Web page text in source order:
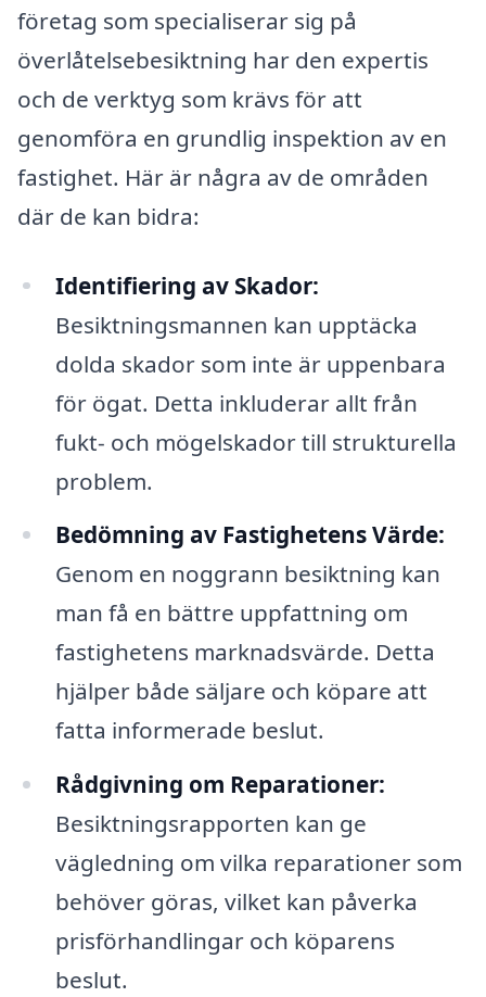
företag som specialiserar sig på
överlåtelsebesiktning har den expertis
och de verktyg som krävs för att
genomföra en grundlig inspektion av en
fastighet. Här är några av de områden
där de kan bidra:
Identifiering av Skador:
Besiktningsmannen kan upptäcka
dolda skador som inte är uppenbara
för ögat. Detta inkluderar allt från
fukt- och mögelskador till strukturella
problem.
Bedömning av Fastighetens Värde:
Genom en noggrann besiktning kan
man få en bättre uppfattning om
fastighetens marknadsvärde. Detta
hjälper både säljare och köpare att
fatta informerade beslut.
Rådgivning om Reparationer:
Besiktningsrapporten kan ge
vägledning om vilka reparationer som
behöver göras, vilket kan påverka
prisförhandlingar och köparens
beslut.